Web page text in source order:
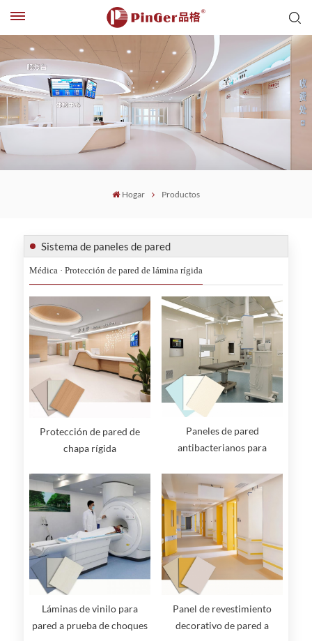
Hogar Productos
Sistema de paneles de pared
Médica · Protección de pared de lámina rígida
Protección de pared de
chapa rígida
Paneles de pared
antibacterianos para
rendimiento e higiénicos
Láminas de vinilo para
pared a prueba de choques
Panel de revestimiento
decorativo de pared a